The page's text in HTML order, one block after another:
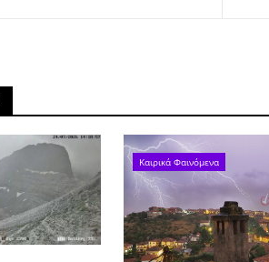
Καιρικά Φαινόμενα